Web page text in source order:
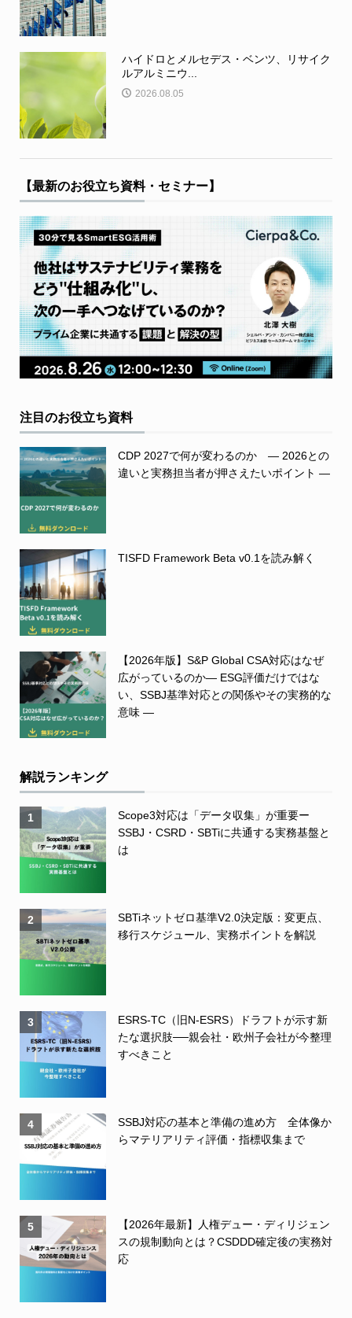
ハイドロとメルセデス・ベンツ、リサイク
ルアルミニウ...
2026.08.05
【最新のお役立ち資料・セミナー】
注目のお役立ち資料
CDP 2027で何が変わるのか ― 2026との
違いと実務担当者が押さえたいポイント ―
TISFD Framework Beta v0.1を読み解く
【2026年版】S&P Global CSA対応はなぜ
広がっているのか― ESG評価だけではな
い、SSBJ基準対応との関係やその実務的な
意味 ―
解説ランキング
1
Scope3対応は「データ収集」が重要ー
SSBJ・CSRD・SBTiに共通する実務基盤と
は
2
SBTiネットゼロ基準V2.0決定版：変更点、
移行スケジュール、実務ポイントを解説
3
ESRS-TC（旧N-ESRS）ドラフトが示す新
たな選択肢──親会社・欧州子会社が今整理
すべきこと
4
SSBJ対応の基本と準備の進め方 全体像か
らマテリアリティ評価・指標収集まで
5
【2026年最新】人権デュー・ディリジェン
スの規制動向とは？CSDDD確定後の実務対
応